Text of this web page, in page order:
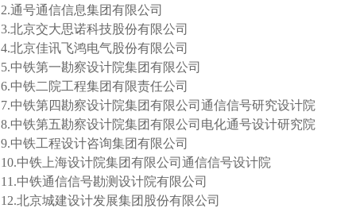
2.通号通信信息集团有限公司
3.北京交大思诺科技股份有限公司
4.北京佳讯飞鸿电气股份有限公司
5.中铁第一勘察设计院集团有限公司
6.中铁二院工程集团有限责任公司
7.中铁第四勘察设计院集团有限公司通信信号研究设计院
8.中铁第五勘察设计院集团有限公司电化通号设计研究院
9.中铁工程设计咨询集团有限公司
10.中铁上海设计院集团有限公司通信信号设计院
11.中铁通信信号勘测设计院有限公司
12.北京城建设计发展集团股份有限公司